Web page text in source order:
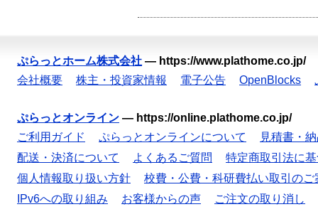
ぷらっとホーム株式会社 — https://www.plathome.co.jp/
会社概要
株主・投資家情報 電子公告 OpenBlocks
ぷらっとオンライン — https://online.plathome.co.jp/
ご利用ガイド
ぷらっとオンラインについて
見積書・
配送・決済について
よくあるご質問
特定商取引法に
個人情報取り扱い方針
校費・公費・科研費払い取引のご
IPv6への取り組み
お客様からの声 ご注文の取り消し